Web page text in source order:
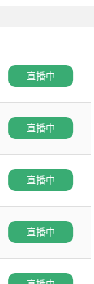
直播中
直播中
直播中
直播中